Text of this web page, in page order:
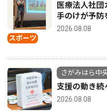
スポーツ
医療法人社
手のけが予防
2026.08.08
さがみはら中
支援の動き
2026.08.08